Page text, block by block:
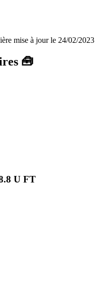
mise à jour le 24/02/2023
🧰
U FT